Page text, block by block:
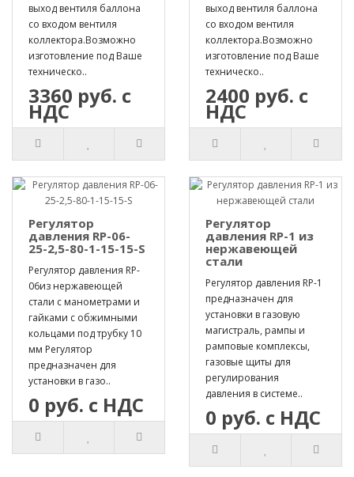
выход вентиля баллона
со входом вентиля
коллектора.Возможно
изготовление под Ваше
техническо..
3360 руб. с
НДС
выход вентиля баллона
со входом вентиля
коллектора.Возможно
изготовление под Ваше
техническо..
2400 руб. с
НДС
Регулятор
давления RP-06-
25-2,5-80-1-15-15-S
Регулятор давления RP-
06из нержавеющей
стали с манометрами и
гайками с обжимными
кольцами под трубку 10
мм Регулятор
предназначен для
установки в газо..
0 руб. с НДС
Регулятор
давления RP-1 из
нержавеющей
стали
Регулятор давления RP-1
предназначен для
установки в газовую
магистраль, рампы и
рамповые комплексы,
газовые щиты для
регулирования
давления в системе..
0 руб. с НДС